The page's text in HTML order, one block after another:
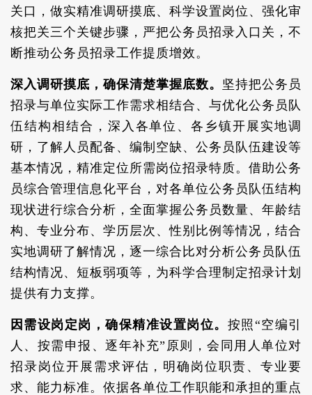
关口，做实精准调研摸底、科学设置岗位、强化审
核把关三个关键步骤，严把公务员招录入口关，不
断推动公务员招录工作提质增效。
深入调研摸底，确保清楚掌握底数。 坚持把公务员
招录与单位实际工作需求相结合、与优化公务员队
伍结构相结合，深入各单位、各乡镇开展实地调
研，了解人员配备、编制空缺、公务员队伍建设等
基本情况，精准定位所需岗位招录特质。借助公务
员综合管理信息化平台，对各单位公务员队伍结构
现状进行综合分析，全面掌握公务员数量、年龄结
构、专业分布、学历层次、性别比例等情况，结合
实地调研了解情况，逐一综合比对分析公务员队伍
结构情况、短板弱项等，为科学合理制定招录计划
提供有力支撑。
因需设岗定岗，确保精准设置岗位。 按照“空编引
人、按需申报、逐年补充”原则，会同用人单位对
招录岗位开展需求评估，明确岗位职责、专业要
求、能力标准。依据各单位工作职能和承担的重点